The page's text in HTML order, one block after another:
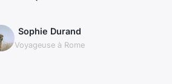
Sophie Durand
Voyageuse à Rome